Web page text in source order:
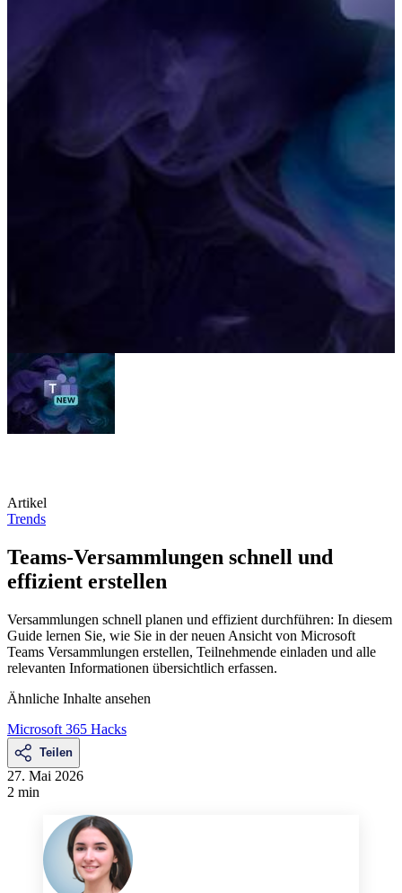
Artikel
Trends
Teams-Versammlungen schnell und
effizient erstellen
Versammlungen schnell planen und effizient durchführen: In diesem
Guide lernen Sie, wie Sie in der neuen Ansicht von Microsoft
Teams Versammlungen erstellen, Teilnehmende einladen und alle
relevanten Informationen übersichtlich erfassen.
Ähnliche Inhalte ansehen
Microsoft 365 Hacks
Teilen
27. Mai 2026
2 min